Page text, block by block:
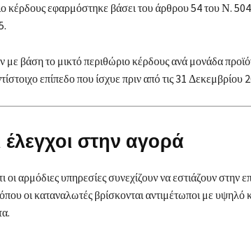
κέρδους εφαρμόστηκε βάσει του άρθρου 54 του Ν.
με βάση το μικτό περιθώριο κέρδους ανά μονάδα
επίπεδο που ίσχυε πριν από τις 31 Δεκεμβρίου
έλεγχοι στην αγορά
αρμόδιες υπηρεσίες συνεχίζουν να εστιάζουν στην
οι καταναλωτές βρίσκονται αντιμέτωποι με υψηλό